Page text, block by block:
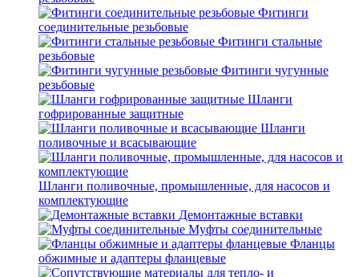
Фитинги
соединительные резьбовые
Фитинги стальные
резьбовые
Фитинги чугунные
резьбовые
Шланги
гофрированные защитные
Шланги
поливочные и всасывающие
Шланги поливочные, промышленные, для насосов и
комплектующие
Демонтажные вставки
Муфты соединительные
Фланцы
обжимные и адаптеры фланцевые